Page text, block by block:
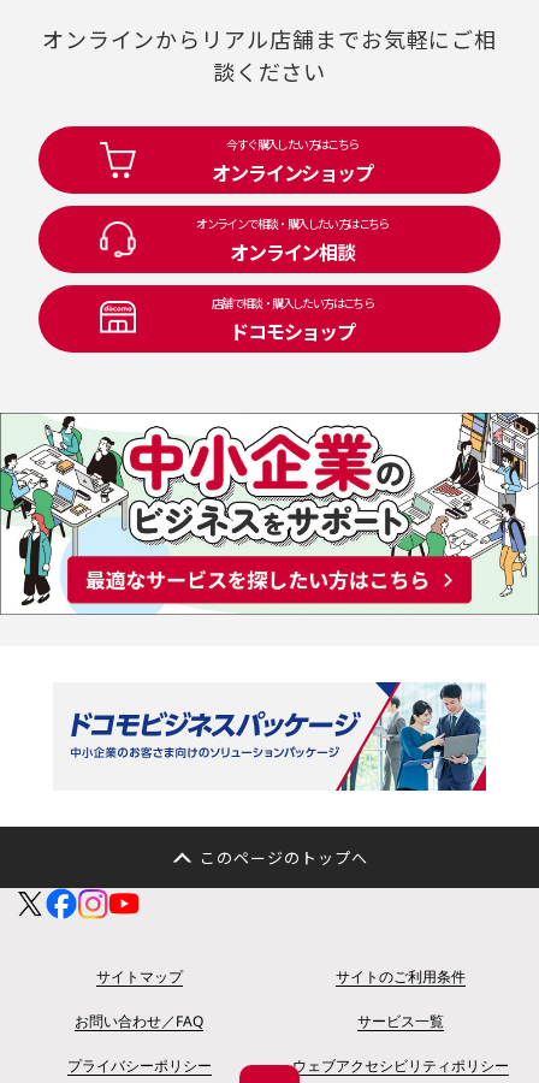
オンラインからリアル店舗までお気軽にご相
談ください
今すぐ購入したい方はこちら
オンラインショップ
オンラインで相談・購入したい方はこちら
オンライン相談
店舗で相談・購入したい方はこちら
ドコモショップ
このページのトップへ
サイトマップ サイトのご利用条件
お問い合わせ／FAQ サービス一覧
プライバシーポリシー ウェブアクセシビリティポリシー